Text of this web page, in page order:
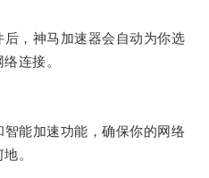
，神马加速器会自动为你选
连接。
能加速功能，确保你的网络
。